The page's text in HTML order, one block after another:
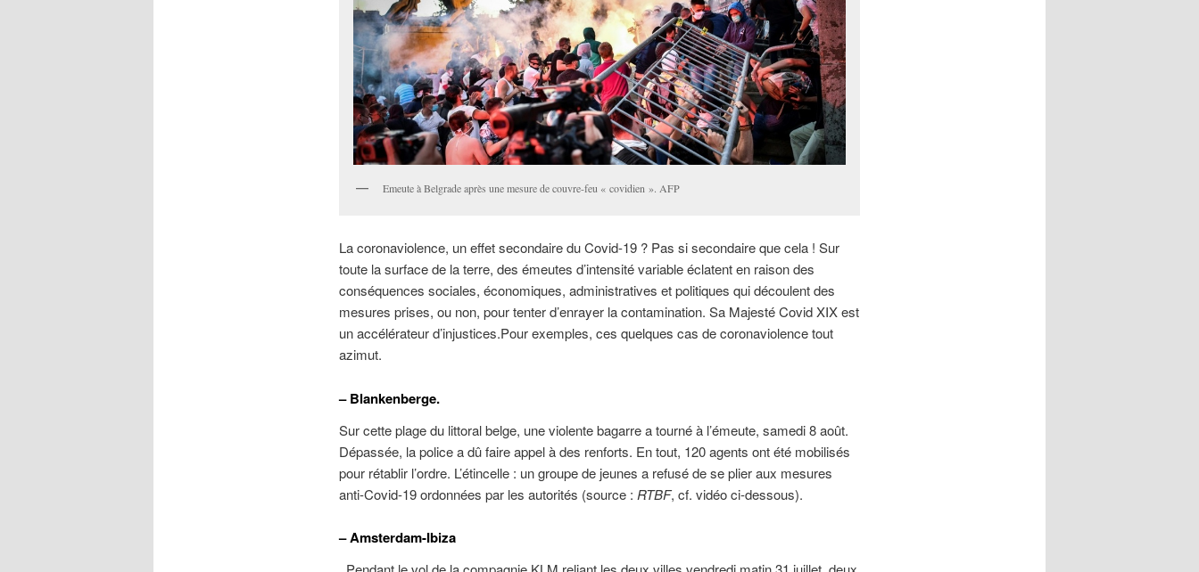
Emeute à Belgrade après une mesure de couvre-feu « covidien ». AFP
La coronaviolence, un effet secondaire du Covid-19 ? Pas si secondaire que cela ! Sur
toute la surface de la terre, des émeutes d’intensité variable éclatent en raison des
conséquences sociales, économiques, administratives et politiques qui découlent des
mesures prises, ou non, pour tenter d’enrayer la contamination. Sa Majesté Covid XIX est
un accélérateur d’injustices.Pour exemples, ces quelques cas de coronaviolence tout
azimut.
– Blankenberge.
Sur cette plage du littoral belge, une violente bagarre a tourné à l’émeute, samedi 8 août.
Dépassée, la police a dû faire appel à des renforts. En tout, 120 agents ont été mobilisés
pour rétablir l’ordre. L’étincelle : un groupe de jeunes a refusé de se plier aux mesures
anti-Covid-19 ordonnées par les autorités (source : RTBF, cf. vidéo ci-dessous).
– Amsterdam-Ibiza